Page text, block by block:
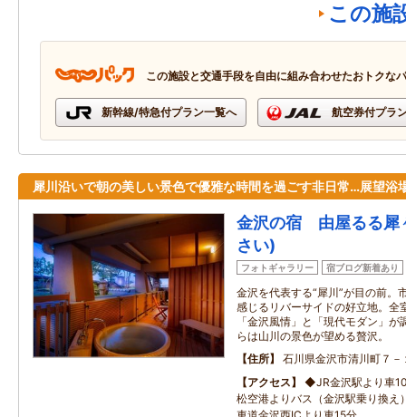
この施
この施設と交通手段を自由に組み合わせたおトクな
新幹線/特急付プラン一覧へ 航空券付プラ
犀川沿いで朝の美しい景色で優雅な時間を過ごす非日常…展望浴
金沢の宿 由屋るる犀
さい)
フォトギャラリー 宿ブログ新着あり
金沢を代表する“犀川”が目の前。
感じるリバーサイドの好立地。全
「金沢風情」と「現代モダン」
らは山川の景色が望める贅沢。
住所
石川県金沢市清川町７－
アクセス
◆JR金沢駅より車
松空港よりバス（金沢駅乗り換